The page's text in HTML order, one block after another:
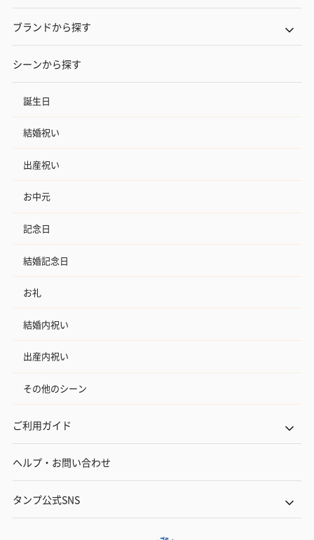
ブランドから探す
シーンから探す
誕生日
結婚祝い
出産祝い
お中元
記念日
結婚記念日
お礼
結婚内祝い
出産内祝い
その他のシーン
ご利用ガイド
ヘルプ・お問い合わせ
タンプ公式SNS